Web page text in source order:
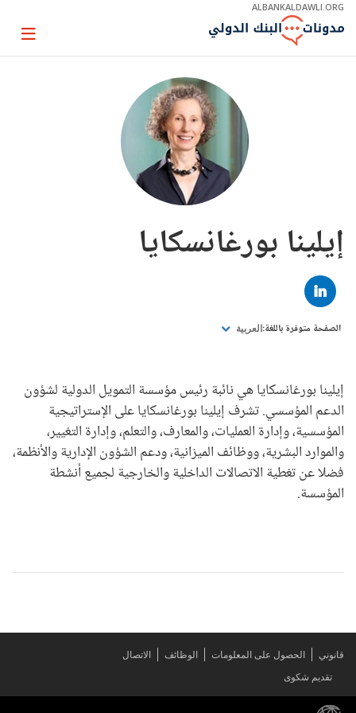
Skip
Main
ALBANKALDAWLI.ORG
Page
إيلينا بورغانسكايا
LINKED
IN
الصفحة متوفرة باللغة: العربية
إيلينا بورغانسكايا هي نائبة رئيس مؤسسة التمويل الدولية لشؤون
الدعم المؤسسي. تشرف إيلينا بورغانسكايا على الإستراتيجية
المؤسسية، وإدارة العمليات، والمعارف، والتعلم، وإدارة التغيير،
والموارد البشرية، ووظائف الميزانية، ودعم الشؤون الإدارية والأنظمة،
فضلا عن تغطية الاتصالات الداخلية والخارجية لجميع أنشطة
المؤسسة.
قانوني الحصول على المعلومات الوظائف
الاتصال
تقديم شكوى